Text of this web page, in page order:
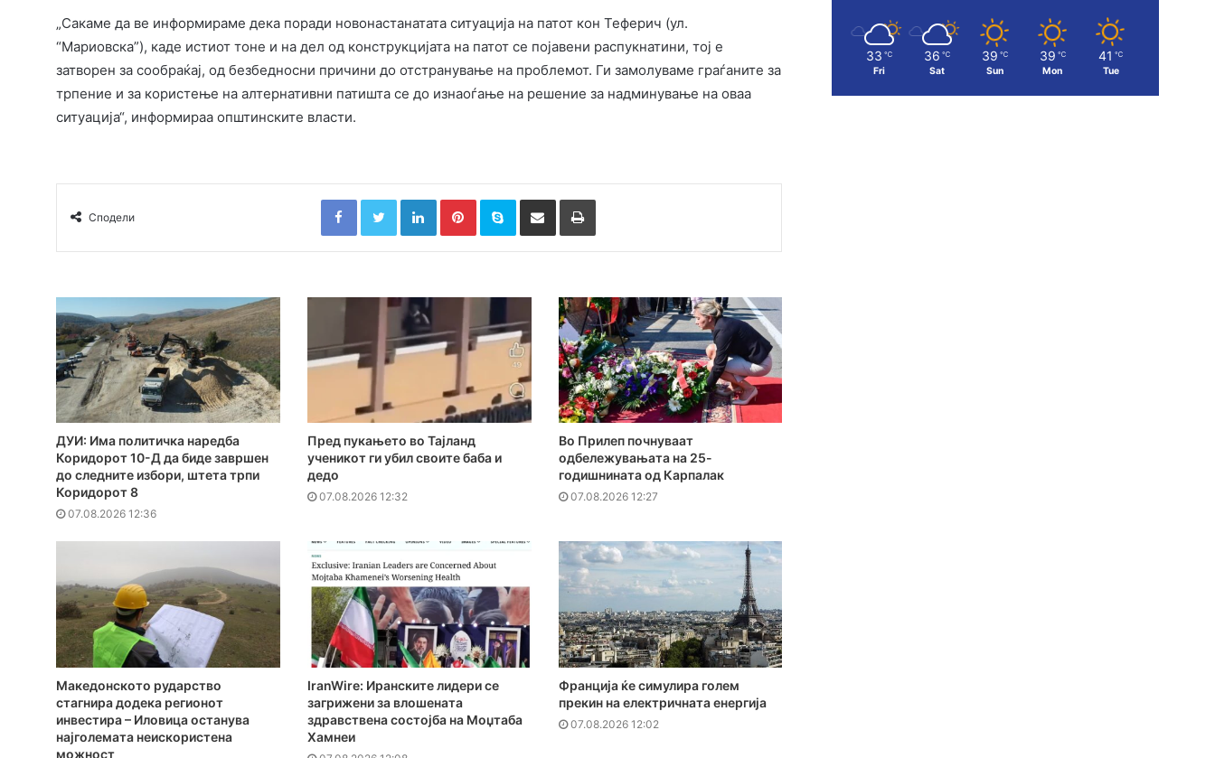
„Сакаме да ве информираме дека поради новонастанатата ситуација на патот кон Теферич (ул.
“Мариовска”), каде истиот тоне и на дел од конструкцијата на патот се појавени распукнатини, тој е
затворен за сообраќај, од безбедносни причини до отстранување на проблемот. Ги замолуваме граѓаните за
трпение и за користење на алтернативни патишта се до изнаоѓање на решение за надминување на оваа
ситуација“, информираа општинските власти.
Сподели
FacebookTwitterLinkedInPinterestSkype Сподели преку Е-маил Испринтај
ДУИ: Има политичка наредба
Коридорот 10-Д да биде завршен
до следните избори, штета трпи
Коридорот 8
07.08.2026 12:36
Пред пукањето во Тајланд
ученикот ги убил своите баба и
дедо
07.08.2026 12:32
Во Прилеп почнуваат
одбележувањата на 25-
годишнината од Карпалак
07.08.2026 12:27
Македонското рударство
стагнира додека регионот
инвестира – Иловица останува
најголемата неискористена
можност
IranWire: Иранските лидери се
загрижени за влошената
здравствена состојба на Моџтаба
Хамнеи
Франција ќе симулира голем
прекин на електричната енергија
07.08.2026 12:02
33 ℃
Fri
36 ℃
Sat
39 ℃
Sun
39 ℃
Mon
41 ℃
Tue